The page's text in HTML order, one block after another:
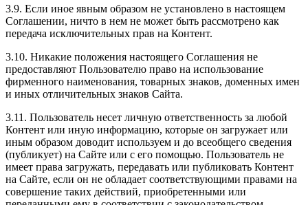
3.9. Если иное явным образом не установлено в настоящем
Соглашении, ничто в нем не может быть рассмотрено как
передача исключительных прав на Контент.
3.10. Никакие положения настоящего Соглашения не
предоставляют Пользователю право на использование
фирменного наименования, товарных знаков, доменных имен
и иных отличительных знаков Сайта.
3.11. Пользователь несет личную ответственность за любой
Контент или иную информацию, которые он загружает или
иным образом доводит используем и до всеобщего сведения
(публикует) на Сайте или с его помощью. Пользователь не
имеет права загружать, передавать или публиковать Контент
на Сайте, если он не обладает соответствующими правами на
совершение таких действий, приобретенными или